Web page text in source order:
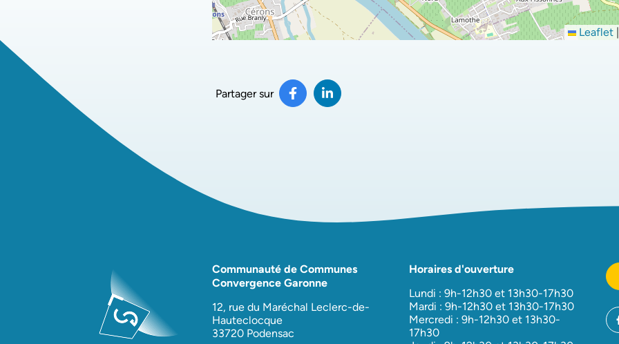
Leaflet |
Partager sur Partager sur Facebook
(ouverture dans un nouvel onglet)
Partager sur LinkedIn
(ouverture dans un nouvel onglet)
Communauté de Communes
Convergence Garonne
12, rue du Maréchal Leclerc-de-
Hauteclocque
33720 Podensac
Horaires d'ouverture
Lundi : 9h-12h30 et 13h30-17h30
Mardi : 9h-12h30 et 13h30-17h30
Mercredi : 9h-12h30 et 13h30-
17h30